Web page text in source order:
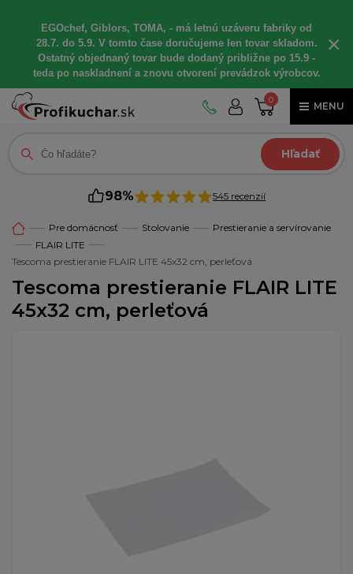
EGOchef, Giblors, TOMA, - má letnú uzáveru fabriky od
28.7. do 5.9. V tomto čase doručujeme len tovar skladom.
Ostatný objednaný tovar bude dodaný približne po 15.9 -
teda po naskladnení a znovu otvorení prevádzok výrobcov.
×
0
MENU
Hľadať
98% 545 recenzií
Pre domácnosť Stolovanie
Prestieranie a servírovanie
FLAIR LITE
Tescoma prestieranie FLAIR LITE 45x32 cm, perleťová
Tescoma prestieranie FLAIR LITE
45x32 cm, perleťová